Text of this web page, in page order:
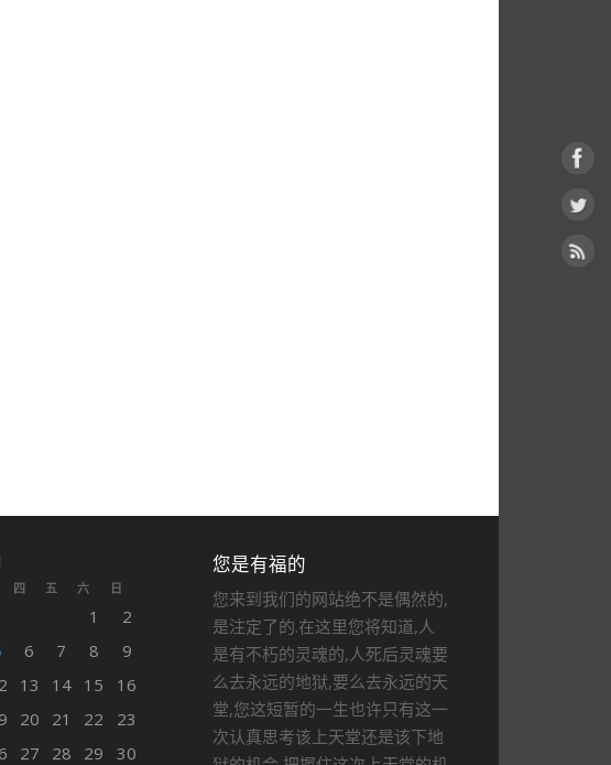
四 五 六 日
1
2
6 7 8
9
13 14 15
16
20 21 22
23
27 28 29 30
您是有福的
您来到我们的网站绝不是偶然的,
是注定了的.在这里您将知道,人
是有不朽的灵魂的,人死后灵魂要
么去永远的地狱,要么去永远的天
堂,您这短暂的一生也许只有这一
次认真思考该上天堂还是该下地